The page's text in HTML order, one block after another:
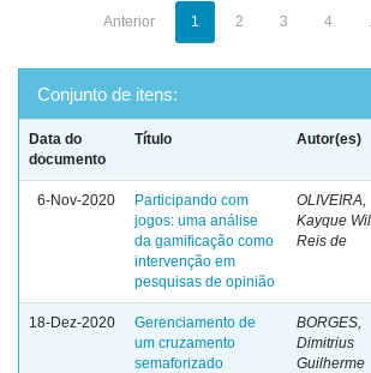
Anterior 1 2 3 4
Conjunto de itens:
Data do
documento
Título Autor(es)
6-Nov-2020
Participando com
jogos: uma análise
da gamificação como
intervenção em
pesquisas de opinião
OLIVEIRA,
Kayque
Reis de
18-Dez-2020
Gerenciamento de
um cruzamento
semaforizado
BORGES,
Dimitrius
Guilherme